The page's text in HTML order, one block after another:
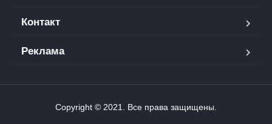
Контакт
Реклама
Copyright © 2021. Все права защищены.